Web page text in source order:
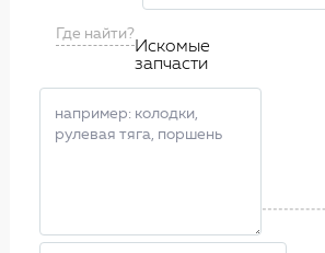
Где найти?
Искомые
запчасти